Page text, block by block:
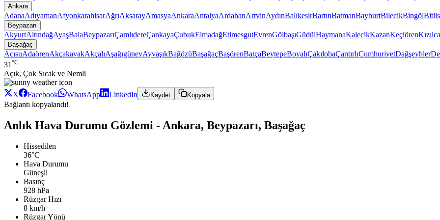
Ankara
AdanaAdıyamanAfyonkarahisarAğrıAksarayAmasyaAnkaraAntalyaArdahanArtvinAydınBalıkesirBartınBatmanBayburtBilecikBingölBitlis
Beypazarı
AkyurtAltındağAyaşBalaBeypazarıÇamlıdereÇankayaÇubukElmadağEtimesgutEvrenGölbaşıGüdülHaymanaKalecikKazanKeçiören
Başağaç
AcısuAdaörenAkçakavakAkçalıAşağıgüneyAyvaşıkBağözüBaşağaçBaşörenBatçaBeytepeBoyalıÇakılobaÇantırlıCumhuriyetDağşeyhler
31 °C
Açık, Çok Sıcak ve Nemli
X Facebook WhatsApp LinkedIn Kaydet Kopyala
Bağlantı kopyalandı!
Anlık Hava Durumu Gözlemi - Ankara, Beypazarı, Başağaç
Hissedilen
36°C
Hava Durumu
Güneşli
Basınç
928 hPa
Rüzgar Hızı
8 km/h
Rüzgar Yönü